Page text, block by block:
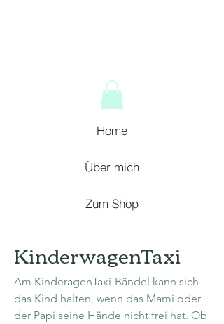
Home
Über mich
Zum Shop
KinderwagenTaxi
Am KinderagenTaxi-Bändel kann sich
das Kind halten, wenn das Mami oder
der Papi seine Hände nicht frei hat. Ob